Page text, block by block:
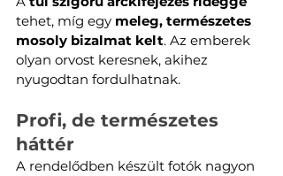
tehet, míg egy meleg, természetes
mosoly bizalmat kelt. Az emberek
olyan orvost keresnek, akihez
nyugodtan fordulhatnak.
Profi, de természetes
háttér
A rendelődben készült fotók nagyon